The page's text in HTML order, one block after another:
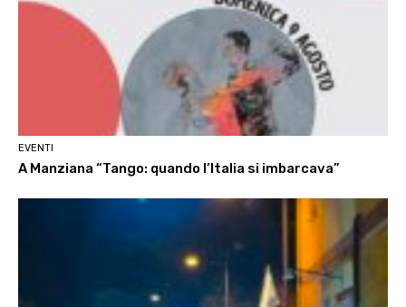
EVENTI
A Manziana “Tango: quando l’Italia si imbarcava”